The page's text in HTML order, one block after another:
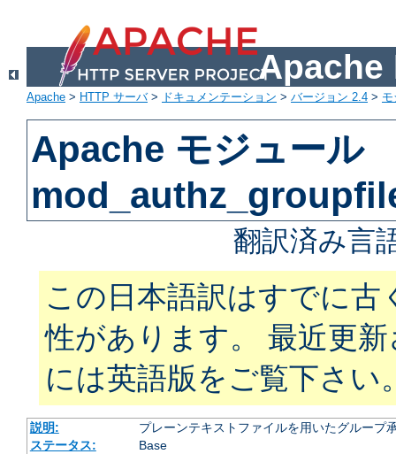
Apache
Apache > HTTP サーバ> ドキュメンテーション > バージョン 2.4 >
Apache モジュール
翻訳済み言
この日本語訳はすでに古
性があります。 最近更
には英語版をご覧下さい
説明:
プレーンテキストファイルを用いたグループ
ステータス:
Base